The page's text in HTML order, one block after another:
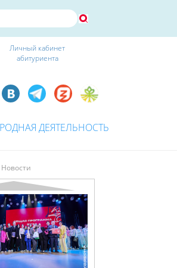
Личный кабинет
абитуриента
ДЕЯТЕЛЬНОСТЬ
Новости